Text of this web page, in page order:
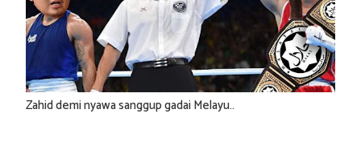
Zahid demi nyawa sanggup gadai Melayu..